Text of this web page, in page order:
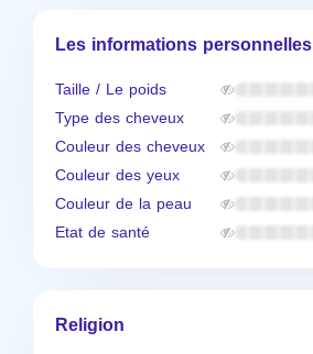
Les informations personnelles
Taille / Le poids
Type des cheveux
Couleur des cheveux
Couleur des yeux
Couleur de la peau
Etat de santé
Religion